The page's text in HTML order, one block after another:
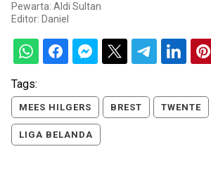
Pewarta: Aldi Sultan
Editor: Daniel
Tags:
MEES HILGERS BREST TWENTE
LIGA BELANDA